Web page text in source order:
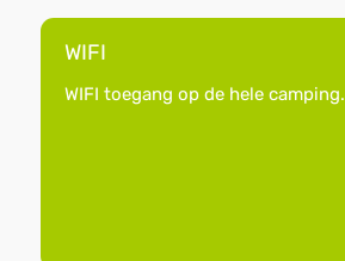
WIFI
WIFI toegang op de hele camping.